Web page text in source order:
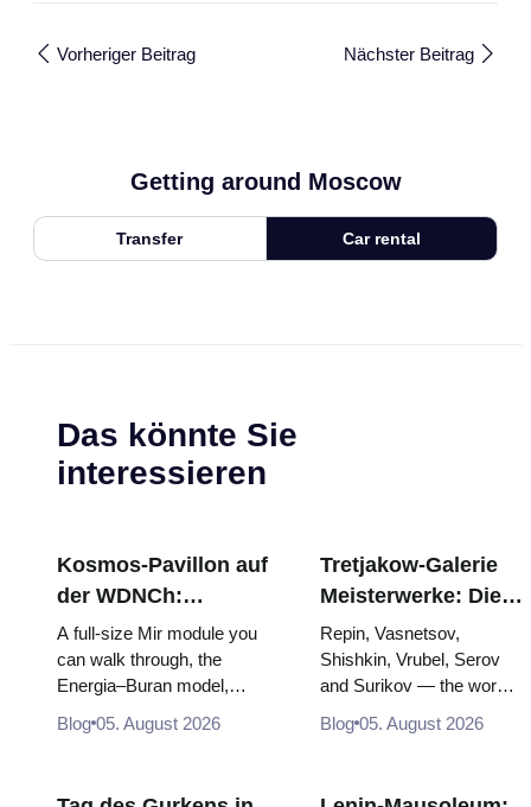
Vorheriger Beitrag Nächster Beitrag
Getting around Moscow
Transfer Car rental
Das könnte Sie
interessieren
Kosmos-Pavillon auf
der WDNCh:
Russlands größte
Raumfahrtausstellung
von innen
A full-size Mir module you
can walk through, the
Energia–Buran model,
and 120 pieces of flight...
Blog 05. August 2026
Tretjakow-Galerie
Meisterwerke: Die
Gemälde, wegen
derer sich die Reise
lohnt
Repin, Vasnetsov,
Shishkin, Vrubel, Serov
and Surikov — the works
they hang, and why
Blog 05. August 2026